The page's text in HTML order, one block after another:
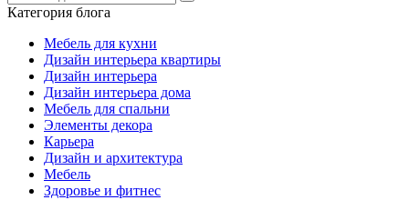
Категория блога
Мебель для кухни
Дизайн интерьера квартиры
Дизайн интерьера
Дизайн интерьера дома
Мебель для спальни
Элементы декора
Карьера
Дизайн и архитектура
Мебель
Здоровье и фитнес